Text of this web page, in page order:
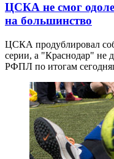
ЦСКА не смог
на большинство
ЦСКА продублировал
серии, а "Краснодар" не
РФПЛ по итогам